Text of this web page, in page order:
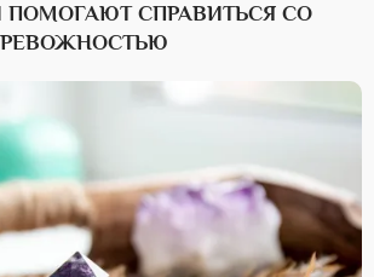
СПРАВИТЬСЯ СО